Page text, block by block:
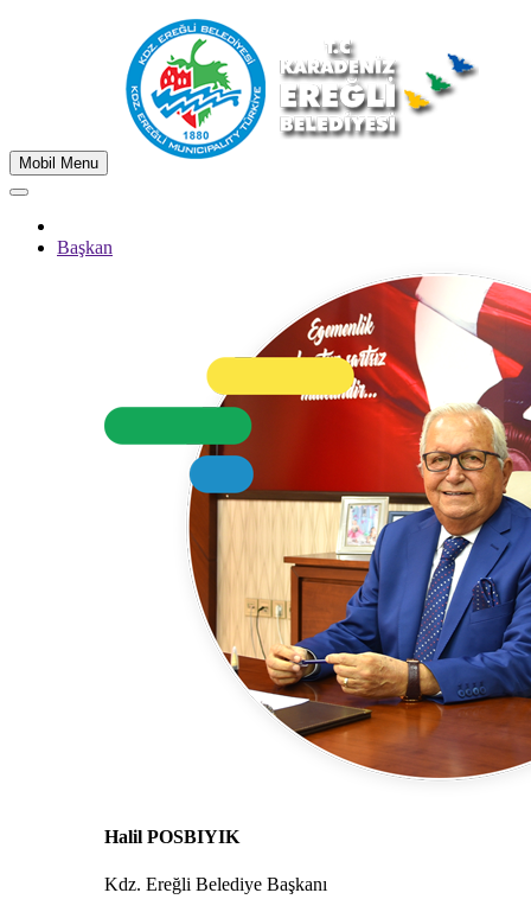
Mobil Menu
Başkan
Halil POSBIYIK
Kdz. Ereğli Belediye Başkanı